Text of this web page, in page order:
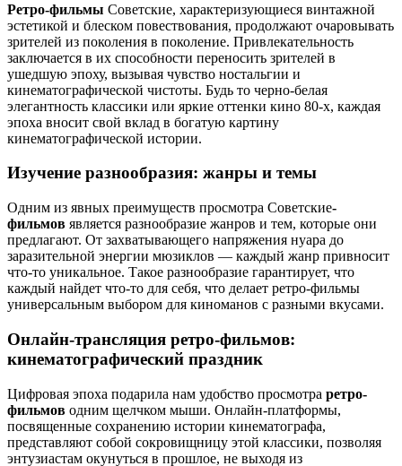
Ретро-фильмы Советские, характеризующиеся винтажной
эстетикой и блеском повествования, продолжают очаровывать
зрителей из поколения в поколение. Привлекательность
заключается в их способности переносить зрителей в
ушедшую эпоху, вызывая чувство ностальгии и
кинематографической чистоты. Будь то черно-белая
элегантность классики или яркие оттенки кино 80-х, каждая
эпоха вносит свой вклад в богатую картину
кинематографической истории.
Изучение разнообразия: жанры и темы
Одним из явных преимуществ просмотра Советские-
фильмов является разнообразие жанров и тем, которые они
предлагают. От захватывающего напряжения нуара до
заразительной энергии мюзиклов — каждый жанр привносит
что-то уникальное. Такое разнообразие гарантирует, что
каждый найдет что-то для себя, что делает ретро-фильмы
универсальным выбором для киноманов с разными вкусами.
Онлайн-трансляция ретро-фильмов:
кинематографический праздник
Цифровая эпоха подарила нам удобство просмотра ретро-
фильмов одним щелчком мыши. Онлайн-платформы,
посвященные сохранению истории кинематографа,
представляют собой сокровищницу этой классики, позволяя
энтузиастам окунуться в прошлое, не выходя из